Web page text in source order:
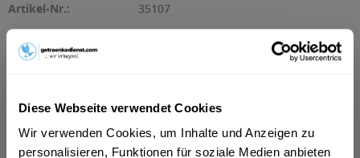
Diese Webseite verwendet Cookies
Wir verwenden Cookies, um Inhalte und Anzeigen zu
personalisieren, Funktionen für soziale Medien anbieten
Artikel-Nr.: 35107
überzeugt mit seinem fruchtig-frischen...